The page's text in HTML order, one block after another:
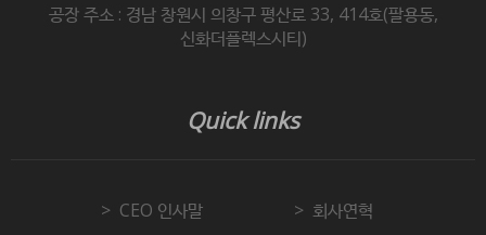
공장 주소 : 경남 창원시 의창구 평산로 33, 414호(팔용동,
신화더플렉스시티)
Quick links
CEO 인사말
회사연혁